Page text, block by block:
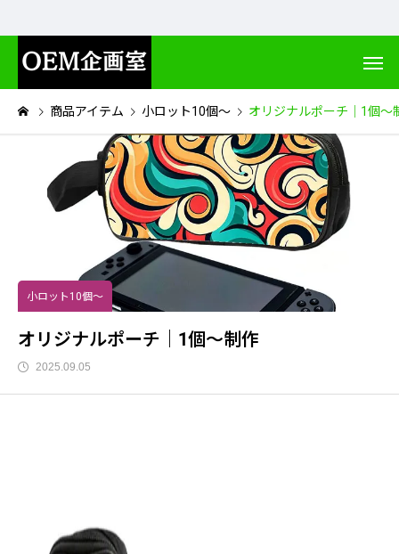
商品アイテム 小ロット10個～ オリジナルポーチ｜1個～
小ロット10個～
オリジナルポーチ｜1個～制作
2025.09.05